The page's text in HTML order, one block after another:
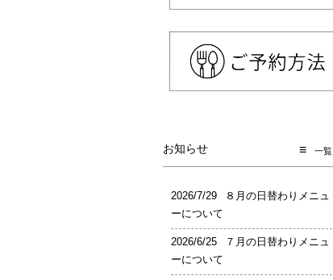
お知らせ 一覧
2026/7/29
８月の日替わりメニュ
ーについて
2026/6/25
７月の日替わりメニュ
ーについて